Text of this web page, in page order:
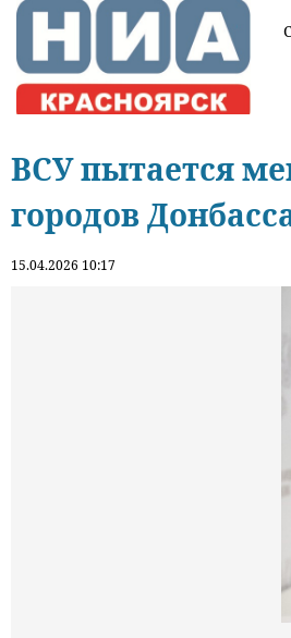
ВСУ пытается
городов
15.04.2026 10:17